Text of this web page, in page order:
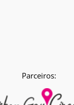
Parceiros: